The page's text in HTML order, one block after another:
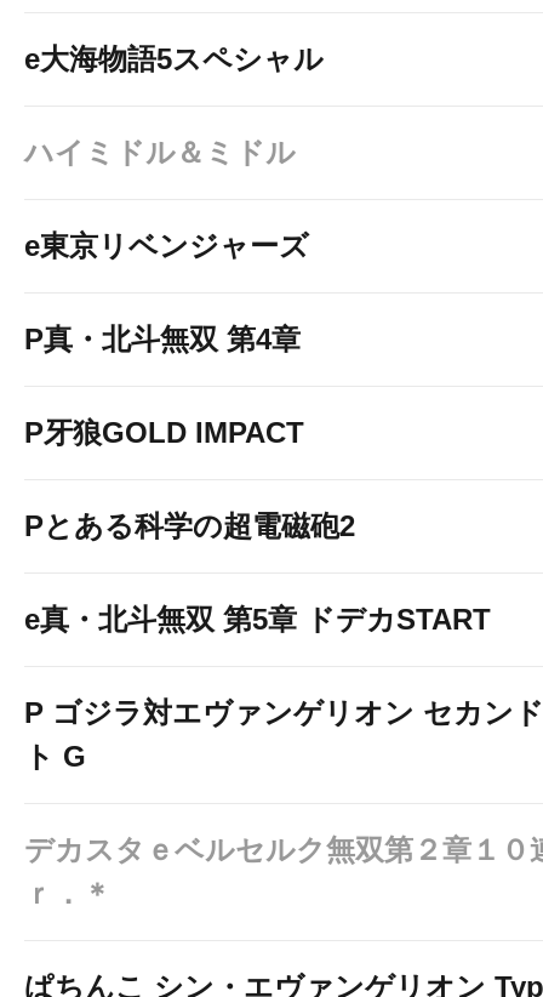
e大海物語5スペシャル
ハイミドル＆ミドル
e東京リベンジャーズ
P真・北斗無双 第4章
P牙狼GOLD IMPACT
Pとある科学の超電磁砲2
e真・北斗無双 第5章 ドデカSTART
P ゴジラ対エヴァンゲリオン セカン
ト G
デカスタｅベルセルク無双第２章１０
ｒ．＊
ぱちんこ シン・エヴァンゲリオン